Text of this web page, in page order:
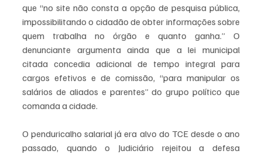
que “no site não consta a opção de pesquisa pública,
impossibilitando o cidadão de obter informações sobre
quem trabalha no órgão e quanto ganha.” O
denunciante argumenta ainda que a lei municipal
citada concedia adicional de tempo integral para
cargos efetivos e de comissão, “para manipular os
salários de aliados e parentes” do grupo político que
comanda a cidade.
O penduricalho salarial já era alvo do TCE desde o ano
passado, quando o Judiciário rejeitou a defesa